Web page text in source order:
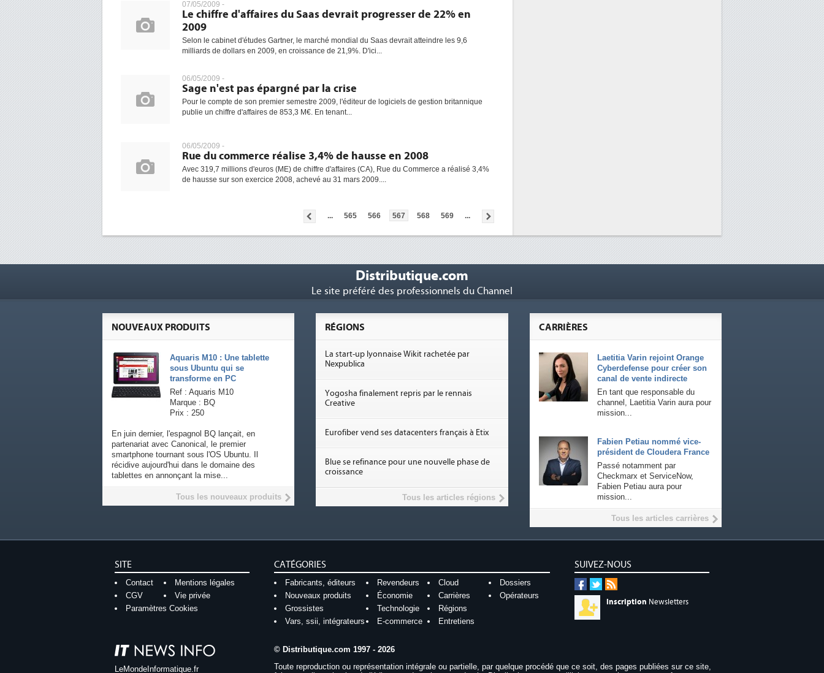
07/05/2009 -
Le chiffre d'affaires du Saas devrait progresser de 22% en
2009
Selon le cabinet d'études Gartner, le marché mondial du Saas devrait atteindre les 9,6
milliards de dollars en 2009, en croissance de 21,9%. D'ici...
06/05/2009 -
Sage n'est pas épargné par la crise
Pour le compte de son premier semestre 2009, l'éditeur de logiciels de gestion britannique
publie un chiffre d'affaires de 853,3 M€. En tenant...
06/05/2009 -
Rue du commerce réalise 3,4% de hausse en 2008
Avec 319,7 millions d'euros (ME) de chiffre d'affaires (CA), Rue du Commerce a réalisé 3,4%
de hausse sur son exercice 2008, achevé au 31 mars 2009....
... 565 566 567 568 569 ...
Distributique.com
Le site préféré des professionnels du Channel
CARRIÈRES
Laetitia Varin rejoint Orange
Cyberdefense pour créer son
canal de vente indirecte
En tant que responsable du
channel, Laetitia Varin aura pour
mission...
Fabien Petiau nommé vice-
président de Cloudera France
Passé notamment par
Checkmarx et ServiceNow,
Fabien Petiau aura pour
mission...
Tous les articles carrières
NOUVEAUX PRODUITS
Aquaris M10 : Une tablette
sous Ubuntu qui se
transforme en PC
Ref : Aquaris M10
Marque : BQ
Prix : 250
En juin dernier, l'espagnol BQ lançait, en
partenariat avec Canonical, le premier
smartphone tournant sous l'OS Ubuntu. Il
récidive aujourd'hui dans le domaine des
tablettes en annonçant la mise...
Tous les nouveaux produits
RÉGIONS
La start-up lyonnaise Wikit rachetée par
Nexpublica
Yogosha finalement repris par le rennais
Creative
Eurofiber vend ses datacenters français à Etix
Blue se refinance pour une nouvelle phase de
croissance
Tous les articles régions
SUIVEZ-NOUS
Inscription Newsletters
SITE
Contact
Mentions légales
CGV
Vie privée
Paramètres Cookies
CATÉGORIES
Fabricants, éditeurs Revendeurs Cloud
Dossiers
Nouveaux produits
Économie Carrières
Opérateurs
Grossistes
Technologie
Régions
Vars, ssii, intégrateurs
E-commerce Entretiens
LeMondeInformatique.fr
© Distributique.com 1997 - 2026
Toute reproduction ou représentation intégrale ou partielle, par quelque procédé que ce soit, des pages publiées sur ce site,